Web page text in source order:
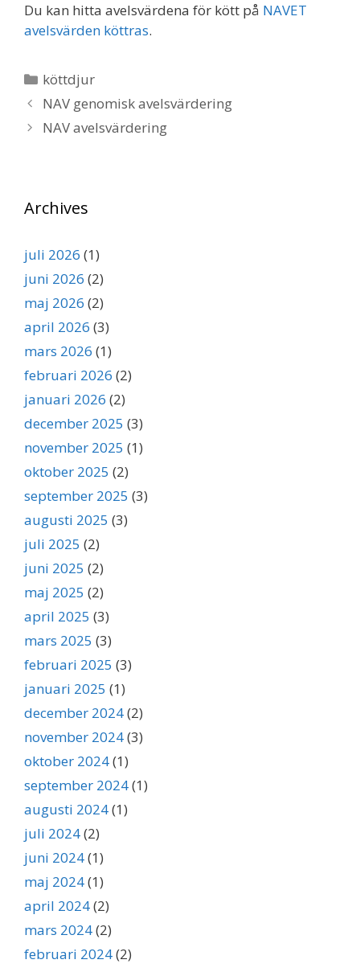
Du kan hitta avelsvärdena för kött på NAVET
avelsvärden köttras.
Kategorier
köttdjur
NAV genomisk avelsvärdering
NAV avelsvärdering
Archives
juli 2026 (1)
juni 2026 (2)
maj 2026 (2)
april 2026 (3)
mars 2026 (1)
februari 2026 (2)
januari 2026 (2)
december 2025 (3)
november 2025 (1)
oktober 2025 (2)
september 2025 (3)
augusti 2025 (3)
juli 2025 (2)
juni 2025 (2)
maj 2025 (2)
april 2025 (3)
mars 2025 (3)
februari 2025 (3)
januari 2025 (1)
december 2024(2)
november 2024(3)
oktober 2024(1)
september 2024(1)
augusti 2024(1)
juli 2024(2)
juni 2024(1)
maj 2024(1)
april 2024(2)
mars 2024(2)
februari 2024(2)